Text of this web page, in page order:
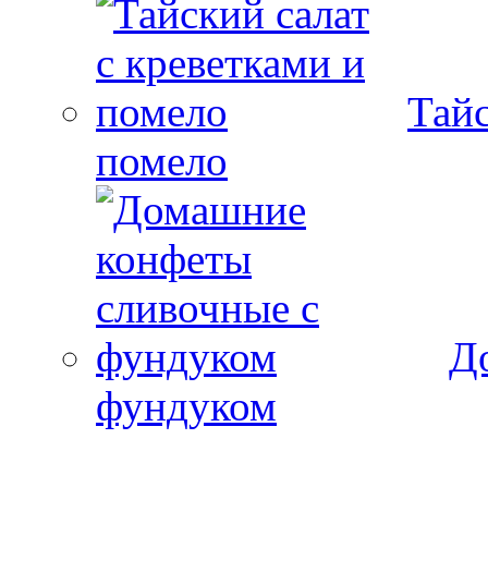
помело
фундуком